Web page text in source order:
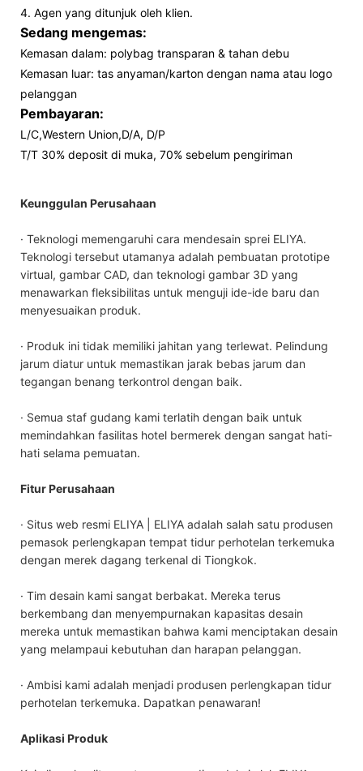
4. Agen yang ditunjuk oleh klien.
Sedang mengemas:
Kemasan dalam: polybag transparan & tahan debu
Kemasan luar: tas anyaman/karton dengan nama atau logo
pelanggan
Pembayaran:
L/C,Western Union,D/A, D/P
T/T 30% deposit di muka, 70% sebelum pengiriman
Keunggulan Perusahaan
· Teknologi memengaruhi cara mendesain sprei ELIYA.
Teknologi tersebut utamanya adalah pembuatan prototipe
virtual, gambar CAD, dan teknologi gambar 3D yang
menawarkan fleksibilitas untuk menguji ide-ide baru dan
menyesuaikan produk.
· Produk ini tidak memiliki jahitan yang terlewat. Pelindung
jarum diatur untuk memastikan jarak bebas jarum dan
tegangan benang terkontrol dengan baik.
· Semua staf gudang kami terlatih dengan baik untuk
memindahkan fasilitas hotel bermerek dengan sangat hati-
hati selama pemuatan.
Fitur Perusahaan
· Situs web resmi ELIYA | ELIYA adalah salah satu produsen
pemasok perlengkapan tempat tidur perhotelan terkemuka
dengan merek dagang terkenal di Tiongkok.
· Tim desain kami sangat berbakat. Mereka terus
berkembang dan menyempurnakan kapasitas desain
mereka untuk memastikan bahwa kami menciptakan desain
yang melampaui kebutuhan dan harapan pelanggan.
· Ambisi kami adalah menjadi produsen perlengkapan tidur
perhotelan terkemuka. Dapatkan penawaran!
Aplikasi Produk